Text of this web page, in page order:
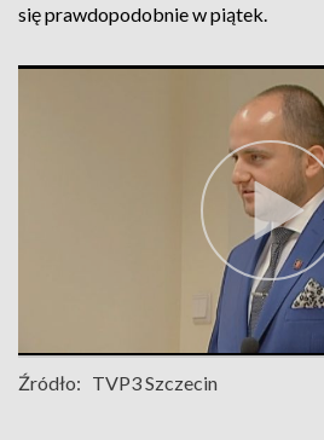
się prawdopodobnie w piątek.
Źródło: TVP3 Szczecin